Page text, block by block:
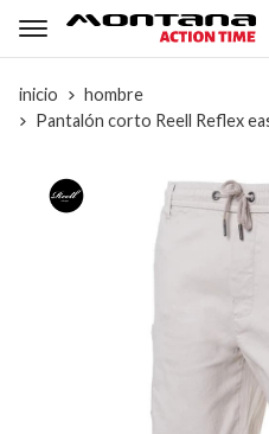
inicio
hombre
Pantalón corto Reell Reflex